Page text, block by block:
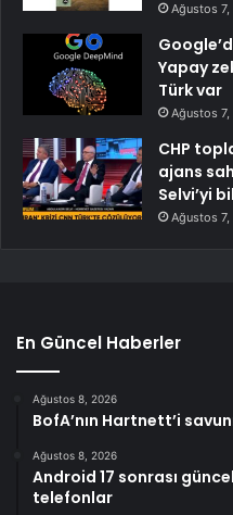
Ağustos
Yapay
Türk var
Ağustos
CHP
ajans
Selvi’yi
Ağustos
En Güncel Haberler
Ağustos 8, 2026
BofA’nın Hartnett’i
Ağustos 8, 2026
Android 17 sonrası
telefonlar